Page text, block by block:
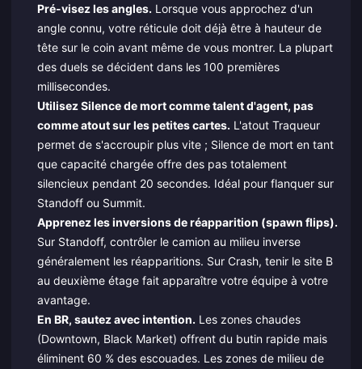
Pré-visez les angles. Lorsque vous approchez d'un
angle connu, votre réticule doit déjà être à hauteur de
tête sur le coin avant même de vous montrer. La plupart
des duels se décident dans les 100 premières
millisecondes.
Utilisez Silence de mort comme talent d'agent, pas
comme atout sur les petites cartes. L'atout Traqueur
permet de s'accroupir plus vite ; Silence de mort en tant
que capacité chargée offre des pas totalement
silencieux pendant 20 secondes. Idéal pour flanquer sur
Standoff ou Summit.
Apprenez les inversions de réapparition (spawn flips).
Sur Standoff, contrôler le camion au milieu inverse
généralement les réapparitions. Sur Crash, tenir le site B
au deuxième étage fait apparaître votre équipe à votre
avantage.
En BR, sautez avec intention. Les zones chaudes
(Downtown, Black Market) offrent du butin rapide mais
éliminent 60 % des escouades. Les zones de milieu de